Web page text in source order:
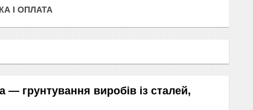
І ОПЛАТА
— грунтування виробів із сталей,